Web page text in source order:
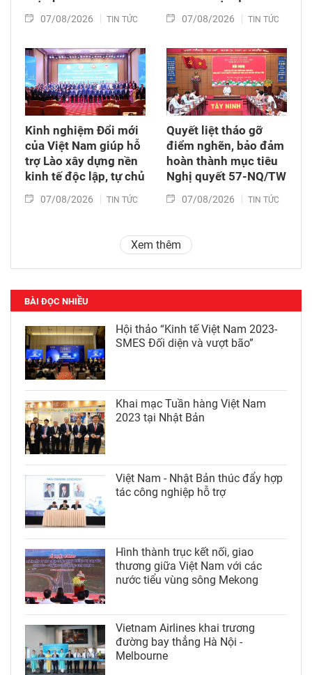
07/08/2026 TIN TỨC 07/08/2026 TIN TỨC
Kinh nghiệm Đổi mới
của Việt Nam giúp hỗ
trợ Lào xây dựng nền
kinh tế độc lập, tự chủ
07/08/2026 TIN TỨC
Quyết liệt tháo gỡ
điểm nghẽn, bảo đảm
hoàn thành mục tiêu
Nghị quyết 57-NQ/TW
07/08/2026 TIN TỨC
Xem thêm
BÀI ĐỌC NHIỀU
Hội thảo “Kinh tế Việt Nam 2023-
SMES Đối diện và vượt bão”
Khai mạc Tuần hàng Việt Nam
2023 tại Nhật Bản
Việt Nam - Nhật Bản thúc đẩy hợp
tác công nghiệp hỗ trợ
Hình thành trục kết nối, giao
thương giữa Việt Nam với các
nước tiểu vùng sông Mekong
Vietnam Airlines khai trương
đường bay thẳng Hà Nội -
Melbourne